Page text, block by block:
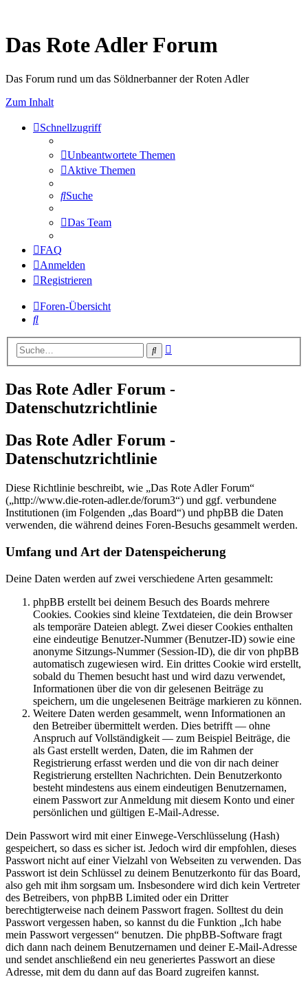
Das Rote Adler Forum
Das Forum rund um das Söldnerbanner der Roten Adler
Zum Inhalt
Schnellzugriff
Unbeantwortete Themen
Aktive Themen
Suche
Das Team
FAQ
Anmelden
Registrieren
Foren-Übersicht
Suche
Suche
Das Rote Adler Forum -
Datenschutzrichtlinie
Das Rote Adler Forum -
Datenschutzrichtlinie
Diese Richtlinie beschreibt, wie „Das Rote Adler Forum“
(„http://www.die-roten-adler.de/forum3“) und ggf. verbundene
Institutionen (im Folgenden „das Board“) und phpBB die Daten
verwenden, die während deines Foren-Besuchs gesammelt werden.
Umfang und Art der Datenspeicherung
Deine Daten werden auf zwei verschiedene Arten gesammelt:
phpBB erstellt bei deinem Besuch des Boards mehrere
Cookies. Cookies sind kleine Textdateien, die dein Browser
als temporäre Dateien ablegt. Zwei dieser Cookies enthalten
eine eindeutige Benutzer-Nummer (Benutzer-ID) sowie eine
anonyme Sitzungs-Nummer (Session-ID), die dir von phpBB
automatisch zugewiesen wird. Ein drittes Cookie wird erstellt,
sobald du Themen besucht hast und wird dazu verwendet,
Informationen über die von dir gelesenen Beiträge zu
speichern, um die ungelesenen Beiträge markieren zu können.
Weitere Daten werden gesammelt, wenn Informationen an
den Betreiber übermittelt werden. Dies betrifft — ohne
Anspruch auf Vollständigkeit — zum Beispiel Beiträge, die
als Gast erstellt werden, Daten, die im Rahmen der
Registrierung erfasst werden und die von dir nach deiner
Registrierung erstellten Nachrichten. Dein Benutzerkonto
besteht mindestens aus einem eindeutigen Benutzernamen,
einem Passwort zur Anmeldung mit diesem Konto und einer
persönlichen und gültigen E-Mail-Adresse.
Dein Passwort wird mit einer Einwege-Verschlüsselung (Hash)
gespeichert, so dass es sicher ist. Jedoch wird dir empfohlen, dieses
Passwort nicht auf einer Vielzahl von Webseiten zu verwenden. Das
Passwort ist dein Schlüssel zu deinem Benutzerkonto für das Board,
also geh mit ihm sorgsam um. Insbesondere wird dich kein Vertreter
des Betreibers, von phpBB Limited oder ein Dritter
berechtigterweise nach deinem Passwort fragen. Solltest du dein
Passwort vergessen haben, so kannst du die Funktion „Ich habe
mein Passwort vergessen“ benutzen. Die phpBB-Software fragt
dich dann nach deinem Benutzernamen und deiner E-Mail-Adresse
und sendet anschließend ein neu generiertes Passwort an diese
Adresse, mit dem du dann auf das Board zugreifen kannst.